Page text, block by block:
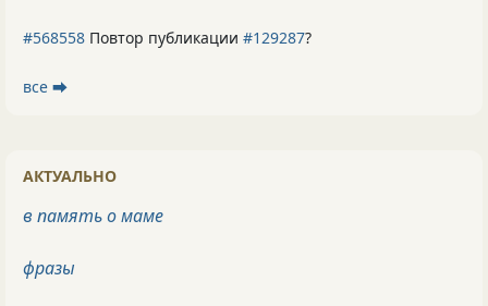
#568558 Повтор публикации #129287?
все ⮕
АКТУАЛЬНО
в память о маме
фразы